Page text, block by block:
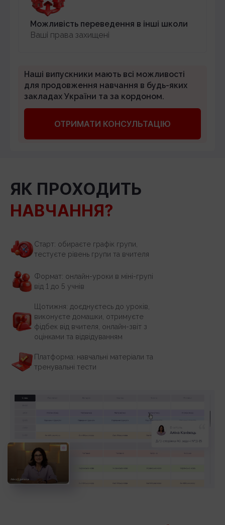
Можливість переведення в інші школи
Ваші права захищені
Наші випускники мають всі можливості
для продовження навчання в будь-яких
закладах України та за кордоном.
ОТРИМАТИ КОНСУЛЬТАЦІЮ
ЯК ПРОХОДИТЬ
НАВЧАННЯ?
Старт: обираєте графік групи,
тестуєте рівень групи та вчителя
Формат: онлайн-уроки в міні-групі
від 1 до 5 учнів
Щотижня: доєднуєтесь до уроків,
виконуєте домашки, отримуєте
фідбек від вчителя, онлайн-звіт з
оцінками та відвідуванням
Платформа: навчальні матеріали та
тренувальні тести
Аліна Канівець